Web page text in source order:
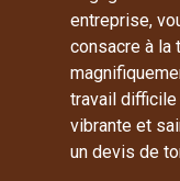
entreprise,
consacre à la
travail
vibrante et
un devis de